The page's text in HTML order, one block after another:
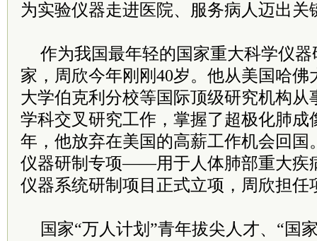
为实验仪器走进医院、服务病人迈出关
作为我国最年轻的国家重大科学仪
家，周欣今年刚刚40岁。他从美国哈佛
大学伯克利分校等国际顶级研究机构从
学科交叉研究工作，掌握了超极化肺成
年，他放弃在美国的高薪工作机会回国
仪器研制专项——用于人体肺部重大疾
仪器系统研制项目正式立项，周欣担任
国家“万人计划”青年拔尖人才、“国